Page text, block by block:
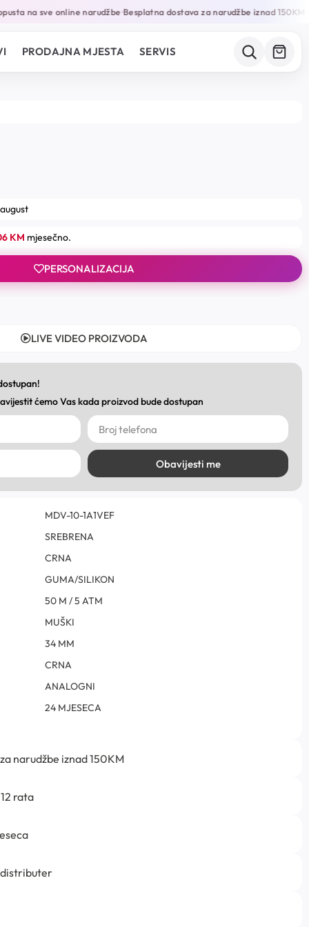
na sve online narudžbe•Besplatna dostava za narudžbe iznad 150KM•
PRODAJNA MJESTA SERVIS
KM mjesečno.
PERSONALIZACIJA
LIVE VIDEO PROIZVODA
ćemo Vas kada proizvod bude dostupan
Obavijesti me
MDV-10-1A1VEF
SREBRENA
CRNA
GUMA/SILIKON
50 M / 5 ATM
MUŠKI
34 MM
CRNA
ANALOGNI
24 MJESECA
narudžbe iznad 150KM
rata